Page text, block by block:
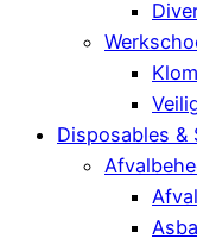
Disposables &